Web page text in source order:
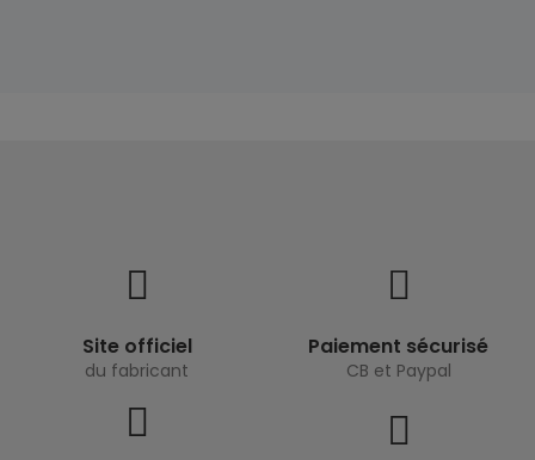
Site officiel
du fabricant
Paiement sécurisé
CB et Paypal